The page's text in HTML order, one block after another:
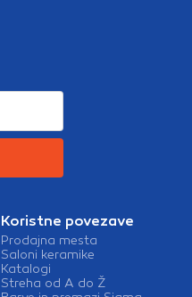
Koristne povezave
Prodajna mesta
Saloni keramike
Katalogi
Streha od A do Ž